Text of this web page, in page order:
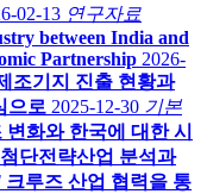
02-13 연구자료
between India and
Partnership 2026-
조기지 진출 현황과
으로 2025-12-30 기본
화와 한국에 대한 시
단전략산업 분석과
크루즈 산업 협력을 통